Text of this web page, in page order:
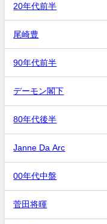
20年代前半
尾崎豊
90年代前半
デーモン閣下
80年代後半
Janne Da Arc
00年代中盤
菅田将暉